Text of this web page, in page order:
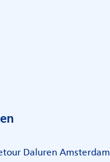
Daluren Amsterdam